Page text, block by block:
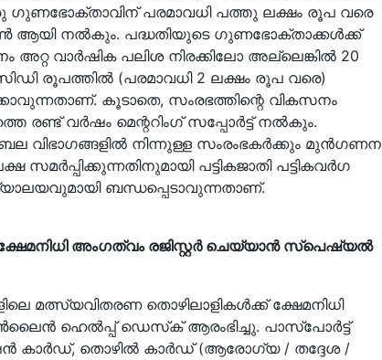
ഗുണഭോക്താവിന് പരമാവധി പത്തു ലക്ഷം രൂപ വരെ
ആയി നല്‍കും. പദ്ധതിയുടെ ഗുണഭോക്താക്കള്‍ക്ക്
വാര്‍ഷിക പലിശ നിരക്കിലോ അല്ലെങ്കില്‍ 20
രൂപത്തില്‍ (പരമാവധി 2 ലക്ഷം രൂപ വരെ)
കൂടാതെ, സംരഭത്തിന്റെ വികസനം
രണ്ട് വര്‍ഷം മെന്ററിംഗ് സപ്പോര്‍ട്ട് നല്‍കും.
വിഭാഗങ്ങളില്‍ നിന്നുള്ള സംരംഭകര്‍ക്കും മുന്‍ഗണന
പട്ടികജാതി പട്ടികവര്‍ഗ
ബന്ധപ്പെടാവുന്നതാണ്.
അംഗത്വം രജിസ്റ്റര്‍ ചെയ്യാന്‍ സ്‌പെഷ്യല്‍
മത്സ്യവിതരണ തൊഴിലാളികള്‍ക്ക് ക്ഷേമനിധി
ഹെല്‍പ്പ് ഡെസ്‌ക് ആരംഭിച്ചു. പാസ്‌പോര്‍ട്ട്
തൊഴില്‍ കാര്‍ഡ് (ആരോഗ്യ / തദ്ദേശ /